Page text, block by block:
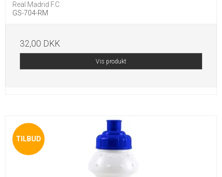
Real Madrid F.C.
GS-704-RM
32,00 DKK
Vis produkt
TILBUD